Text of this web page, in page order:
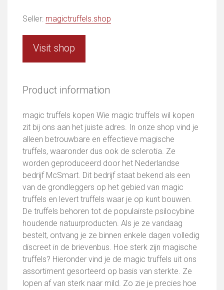
Seller: magictruffels.shop
Visit shop
Product information
magic truffels kopen Wie magic truffels wil kopen
zit bij ons aan het juiste adres. In onze shop vind je
alleen betrouwbare en effectieve magische
truffels, waaronder dus ook de sclerotia. Ze
worden geproduceerd door het Nederlandse
bedrijf McSmart. Dit bedrijf staat bekend als een
van de grondleggers op het gebied van magic
truffels en levert truffels waar je op kunt bouwen.
De truffels behoren tot de populairste psilocybine
houdende natuurproducten. Als je ze vandaag
bestelt, ontvang je ze binnen enkele dagen volledig
discreet in de brievenbus. Hoe sterk zijn magische
truffels? Hieronder vind je de magic truffels uit ons
assortiment gesorteerd op basis van sterkte. Ze
lopen af van sterk naar mild. Zo zie je precies hoe